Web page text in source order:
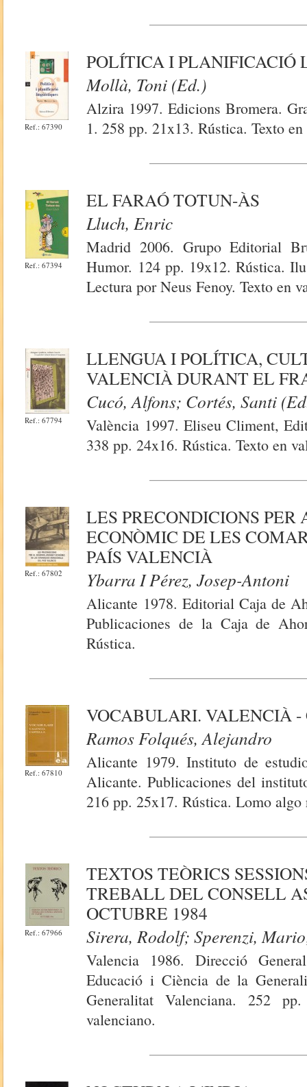
Ref.: 67390
POLÍTICA I PLANIFICACIÓ
Mollà, Toni (Ed.)
Alzira 1997. Edicions Bromera.
1. 258 pp. 21x13. Rústica. Texto
Ref.: 67394
EL FARAÓ TOTUN-ÀS
Lluch, Enric
Madrid 2006. Grupo Editorial
Humor. 124 pp. 19x12. Rústica.
Lectura por Neus Fenoy. Texto en
Ref.: 67794
LLENGUA I POLÍTICA,
VALENCIÀ DURANT EL
Cucó, Alfons; Cortés, Santi
València 1997. Eliseu Climent,
338 pp. 24x16. Rústica. Texto en
Ref.: 67802
LES PRECONDICIONS
ECONÒMIC DE LES
PAÍS VALENCIÀ
Ybarra I Pérez, Josep-Antoni
Alicante 1978. Editorial Caja de
Publicaciones de la Caja de
Rústica.
Ref.: 67810
VOCABULARI. VALENCIÀ
Ramos Folqués, Alejandro
Alicante 1979. Instituto de
Alicante. Publicaciones del
216 pp. 25x17. Rústica. Lomo
Ref.: 67966
TEXTOS TEÒRICS
TREBALL DEL CONSELL
OCTUBRE 1984
Sirera, Rodolf; Sperenzi,
Valencia 1986. Direcció
Educació i Ciència de la
Generalitat Valenciana. 252
valenciano.